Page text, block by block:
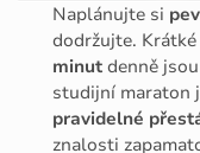
Naplánujte si
dodržujte.
minut denně
studijní maraton
pravidelné
znalosti